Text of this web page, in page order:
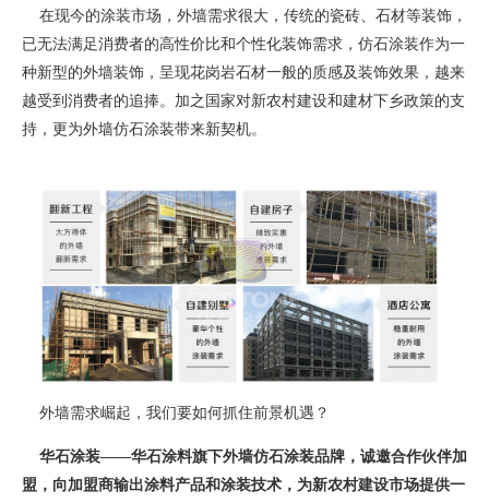
在现今的涂装市场，外墙需求很大，传统的瓷砖、石材等装饰，
已无法满足消费者的高性价比和个性化装饰需求，仿石涂装作为一
种新型的外墙装饰，呈现花岗岩石材一般的质感及装饰效果，越来
越受到消费者的追捧。加之国家对新农村建设和建材下乡政策的支
持，更为外墙仿石涂装带来新契机。
外墙需求崛起，我们要如何抓住前景机遇？
华石涂装——华石涂料旗下外墙仿石涂装品牌，诚邀合作伙伴加
盟，向加盟商输出涂料产品和涂装技术，为新农村建设市场提供一